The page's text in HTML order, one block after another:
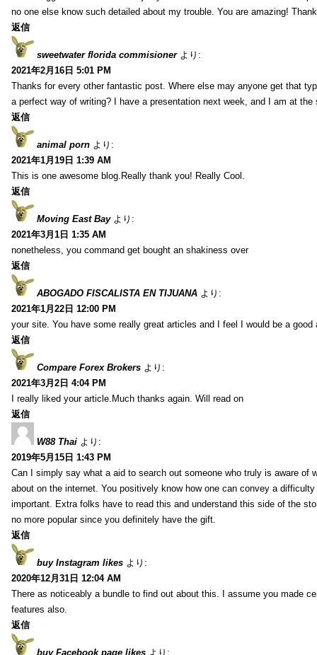
no one else know such detailed about my trouble. You are amazing!
返信
sweetwater florida commisioner より:
2021年2月16日 5:01 PM
Thanks for every other fantastic post. Where else may anyone get that
a perfect way of writing? I have a presentation next week, and I am at the
返信
animal porn より:
2021年1月19日 1:39 AM
This is one awesome blog.Really thank you! Really Cool.
返信
Moving East Bay より:
2021年3月1日 1:35 AM
nonetheless, you command get bought an shakiness over
返信
ABOGADO FISCALISTA EN TIJUANA より:
2021年1月22日 12:00 PM
your site. You have some really great articles and I feel I would be a good
返信
Compare Forex Brokers より:
2021年3月2日 4:04 PM
I really liked your article.Much thanks again. Will read on
返信
W88 Thai より:
2019年5月15日 1:43 PM
Can I simply say what a aid to search out someone who truly is aware of
about on the internet. You positively know how one can convey a
important. Extra folks have to read this and understand this side of the
no more popular since you definitely have the gift.
返信
buy Instagram likes より:
2020年12月31日 12:04 AM
There as noticeably a bundle to find out about this. I assume you made
features also.
返信
buy Facebook page likes より: